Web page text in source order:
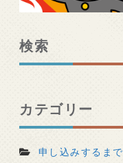
検索
カテゴリー
申し込みするまで